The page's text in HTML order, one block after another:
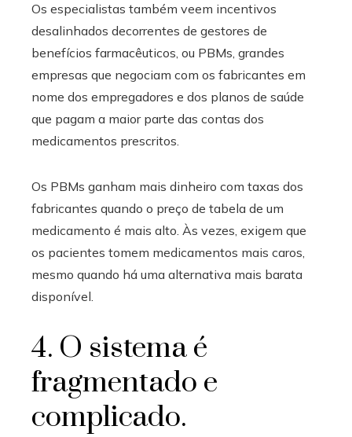
Os especialistas também veem incentivos
desalinhados decorrentes de gestores de
benefícios farmacêuticos, ou PBMs, grandes
empresas que negociam com os fabricantes em
nome dos empregadores e dos planos de saúde
que pagam a maior parte das contas dos
medicamentos prescritos.
Os PBMs ganham mais dinheiro com taxas dos
fabricantes quando o preço de tabela de um
medicamento é mais alto. Às vezes, exigem que
os pacientes tomem medicamentos mais caros,
mesmo quando há uma alternativa mais barata
disponível.
4. O sistema é
fragmentado e
complicado.